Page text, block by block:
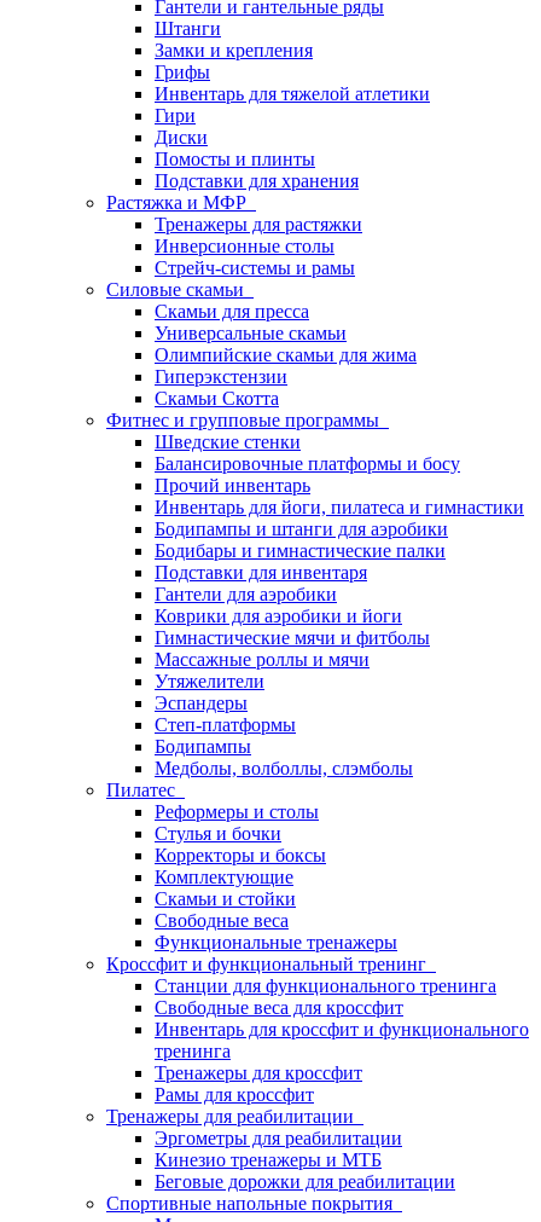
Гантели и гантельные ряды
Штанги
Замки и крепления
Грифы
Инвентарь для тяжелой атлетики
Гири
Диски
Помосты и плинты
Подставки для хранения
Растяжка и МФР
Тренажеры для растяжки
Инверсионные столы
Стрейч-системы и рамы
Силовые скамьи
Скамьи для пресса
Универсальные скамьи
Олимпийские скамьи для жима
Гиперэкстензии
Скамьи Скотта
Фитнес и групповые программы
Шведские стенки
Балансировочные платформы и босу
Прочий инвентарь
Инвентарь для йоги, пилатеса и гимнастики
Бодипампы и штанги для аэробики
Бодибары и гимнастические палки
Подставки для инвентаря
Гантели для аэробики
Коврики для аэробики и йоги
Гимнастические мячи и фитболы
Массажные роллы и мячи
Утяжелители
Эспандеры
Степ-платформы
Бодипампы
Медболы, волболлы, слэмболы
Пилатес
Реформеры и столы
Стулья и бочки
Корректоры и боксы
Комплектующие
Скамьи и стойки
Свободные веса
Функциональные тренажеры
Кроссфит и функциональный тренинг
Станции для функционального тренинга
Свободные веса для кроссфит
Инвентарь для кроссфит и функционального
тренинга
Тренажеры для кроссфит
Рамы для кроссфит
Тренажеры для реабилитации
Эргометры для реабилитации
Кинезио тренажеры и МТБ
Беговые дорожки для реабилитации
Спортивные напольные покрытия